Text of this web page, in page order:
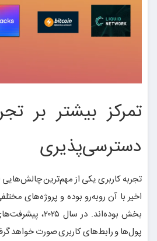
تمرکز بیشتر بر
دسترسی‌پذیری
تجربه کاربری یکی از مهم‌ترین
اخیر با آن روبه‌رو بوده و پروژه‌های
بخش بوده‌اند. در
پول‌ها و رابط‌های کاربری صورت خواهد